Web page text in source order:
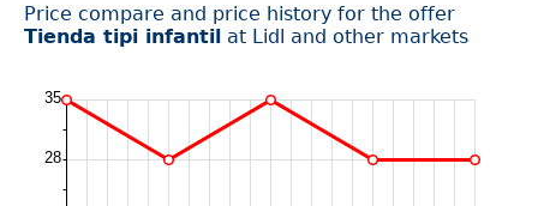
Price compare and price history for the offer
Tienda tipi infantil at Lidl and other markets